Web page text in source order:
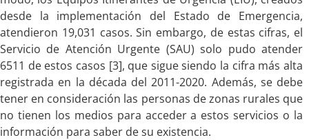
desde la implementación del Estado de Emergencia,
atendieron 19,031 casos. Sin embargo, de estas cifras, el
Servicio de Atención Urgente (SAU) solo pudo atender
6511 de estos casos [3], que sigue siendo la cifra más alta
registrada en la década del 2011-2020. Además, se debe
tener en consideración las personas de zonas rurales que
no tienen los medios para acceder a estos servicios o la
información para saber de su existencia.